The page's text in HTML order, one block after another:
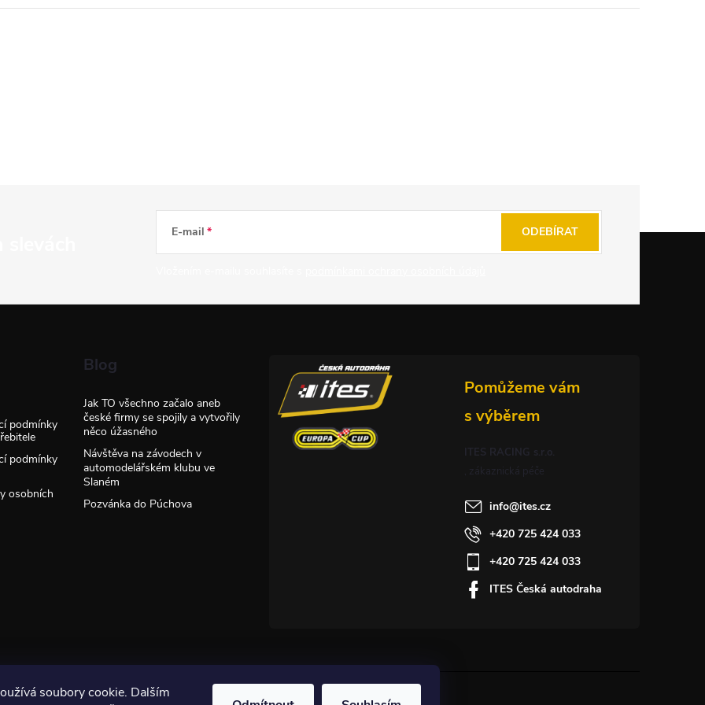
soubory cookie. Dalším
E-mail ODEBÍRAT
podmínky
podmínky
osobních
Blog
Jak TO všechno začalo aneb
české firmy se spojily a vytvořily
něco úžasného
Návštěva na závodech v
automodelářském klubu ve
Slaném
Pozvánka do Púchova
ITES RACING s.r.o.
info@ites.cz
+420 725 424 033
+420 725 424 033
ITES Česká autodraha